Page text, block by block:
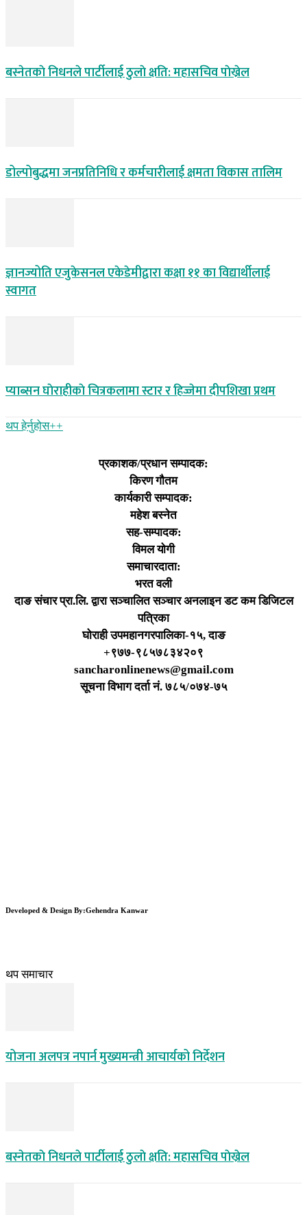
बस्नेतकाे निधनले पार्टीलाई ठुलाे क्षति: महासचिव पाेख्रेल
डोल्पोबुद्धमा जनप्रतिनिधि र कर्मचारीलाई क्षमता विकास तालिम
ज्ञानज्योति एजुकेसनल एकेडेमीद्वारा कक्षा ११ का विद्यार्थीलाई
स्वागत
प्याब्सन घाेराहीकाे चित्रकलामा स्टार र हिज्जेमा दीपशिखा प्रथम
थप हेर्नुहोस‌++
प्रकाशक/प्रधान सम्पादक:
किरण गौतम
कार्यकारी सम्पादक:
महेश बस्नेत
सह-सम्पादक:
विमल योगी
समाचारदाता:
भरत वली
दाङ संचार प्रा.लि. द्वारा सञ्चालित सञ्चार अनलाइन डट कम डिजिटल
पत्रिका
घोराही उपमहानगरपालिका-१५, दाङ
+९७७-९८५७८३४२०९
sancharonlinenews@gmail.com
सूचना विभाग दर्ता न‌ं. ७८५/०७४-७५
Developed & Design By:Gehendra Kanwar
थप समाचार
योजना अलपत्र नपार्न मुख्यमन्त्री आचार्यको निर्देशन
बस्नेतकाे निधनले पार्टीलाई ठुलाे क्षति: महासचिव पाेख्रेल